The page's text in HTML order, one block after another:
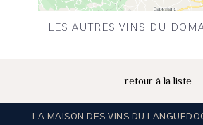
LES AUTRES VINS DU
retour à la liste
LA MAISON DES VINS DU